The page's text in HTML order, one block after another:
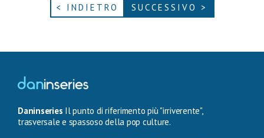
< INDIETRO SUCCESSIVO >
Daninseries Il punto di riferimento più "irriverente",
trasversale e spassoso della pop culture.